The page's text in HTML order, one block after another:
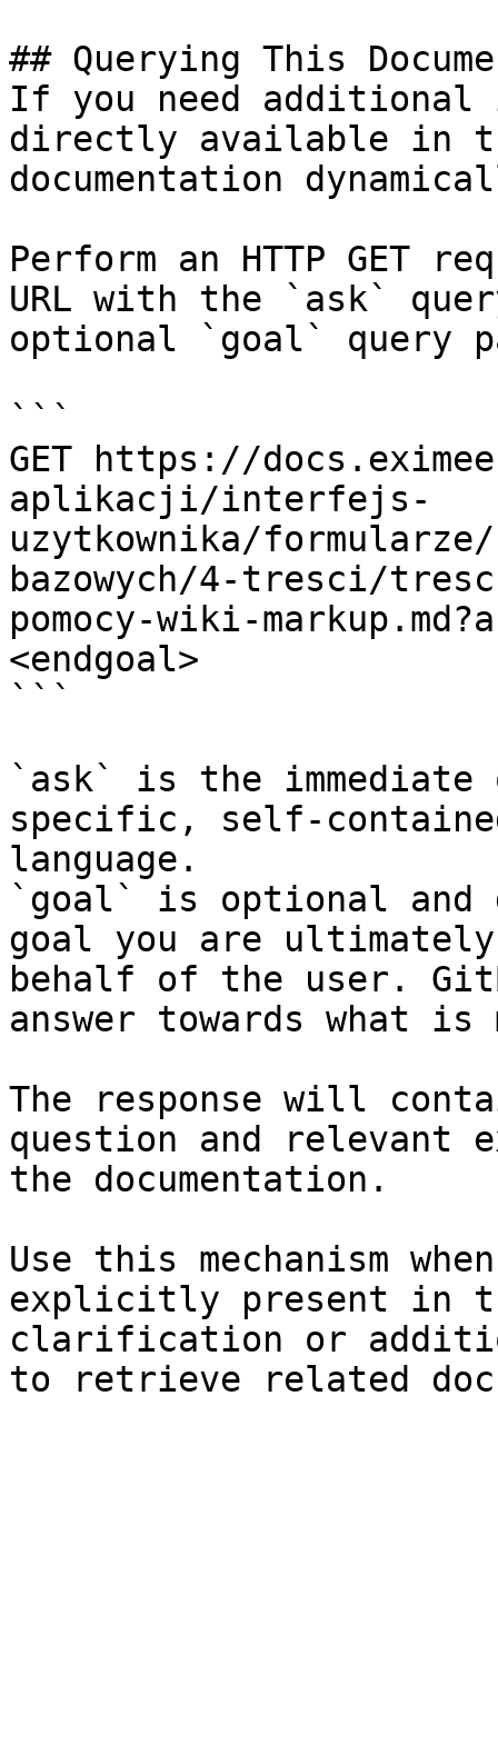
## Querying This
If you need
directly available in
documentation
Perform an HTTP GET
URL with the `ask`
optional `goal` query
```
GET https://
aplikacji/interfejs-
uzytkownika/
bazowych/4-tresci/
pomocy-wiki-
<endgoal>
```
`ask` is the
specific, self-
language.
`goal` is optional and
goal you are
behalf of the user.
answer towards what
The response will
question and relevant
the documentation.
Use this mechanism
explicitly present in
clarification or